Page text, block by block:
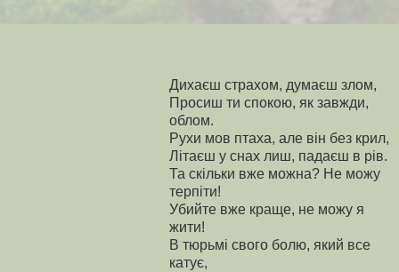
Дихаєш страхом, думаєш злом,
Просиш ти спокою, як завжди,
облом.
Рухи мов птаха, але він без крил,
Літаєш у снах лиш, падаєш в рів.
Та скільки вже можна? Не можу
терпіти!
Убийте вже краще, не можу я
жити!
В тюрьмі свого болю, який все
катує,